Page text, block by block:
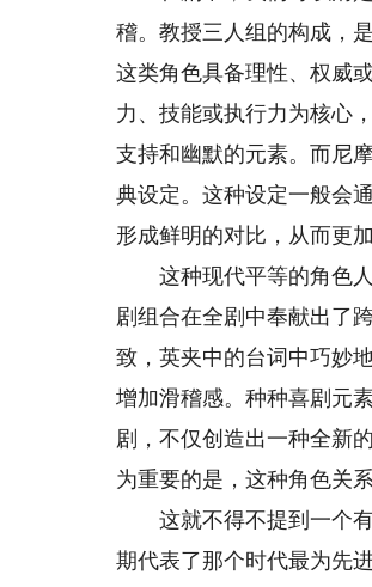
稽。教授三人组的构成，
这类角色具备理性、权威
力、技能或执行力为核心
支持和幽默的元素。而尼
典设定。这种设定一般会
形成鲜明的对比，从而更
这种现代平等的角色人
剧组合在全剧中奉献出了
致，英夹中的台词中巧妙
增加滑稽感。种种喜剧元
剧，不仅创造出一种全新
为重要的是，这种角色关
这就不得不提到一个有
期代表了那个时代最为先